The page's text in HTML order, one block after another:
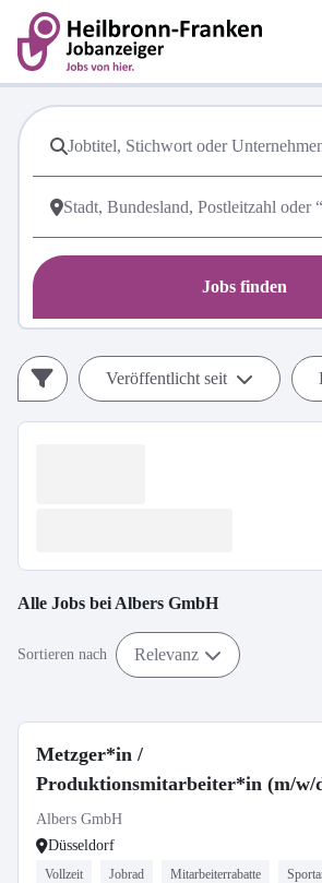
Jobs finden
Veröffentlicht seit
Alle Jobs bei Albers GmbH
Sortieren nach Relevanz
Metzger*in /
Produktionsmitarbeiter*in (m/w/
Albers GmbH
Düsseldorf
Vollzeit Jobrad Mitarbeiterrabatte